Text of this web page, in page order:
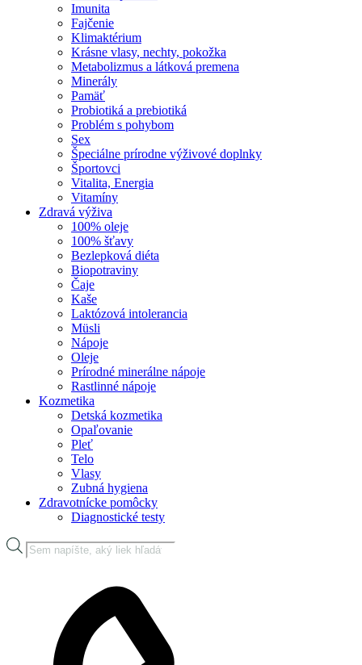
Imunita
Fajčenie
Klimaktérium
Krásne vlasy, nechty, pokožka
Metabolizmus a látková premena
Minerály
Pamäť
Probiotiká a prebiotiká
Problém s pohybom
Sex
Špeciálne prírodne výživové doplnky
Športovci
Vitalita, Energia
Vitamíny
Zdravá výživa
100% oleje
100% šťavy
Bezlepková diéta
Biopotraviny
Čaje
Kaše
Laktózová intolerancia
Müsli
Nápoje
Oleje
Prírodné minerálne nápoje
Rastlinné nápoje
Kozmetika
Detská kozmetika
Opaľovanie
Pleť
Telo
Vlasy
Zubná hygiena
Zdravotnícke pomôcky
Diagnostické testy
Products
search